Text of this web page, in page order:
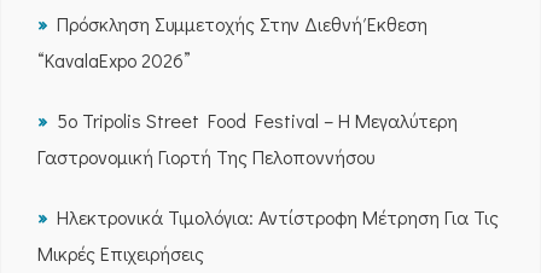
Πρόσκληση Συμμετοχής Στην Διεθνή Έκθεση
“KavalaExpo 2026”
5ο Tripolis Street Food Festival – Η Μεγαλύτερη
Γαστρονομική Γιορτή Της Πελοποννήσου
Ηλεκτρονικά Τιμολόγια: Αντίστροφη Μέτρηση Για Τις
Μικρές Επιχειρήσεις